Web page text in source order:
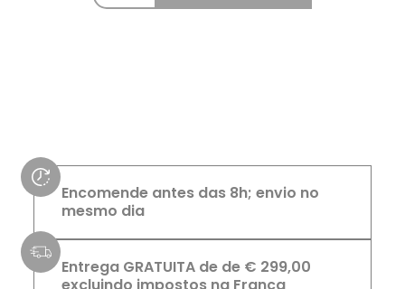
Encomende antes das 8h; envio no
mesmo dia
Entrega GRATUITA de de € 299,00